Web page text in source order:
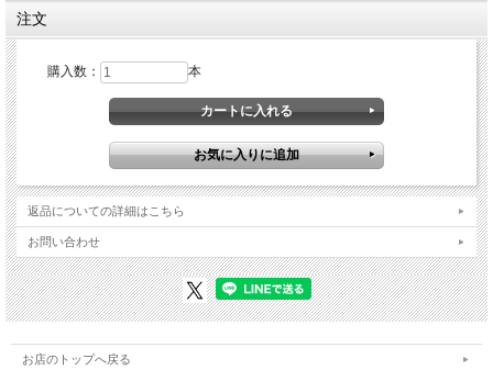
注文
購入数： 本
返品についての詳細はこちら
お問い合わせ
お店のトップへ戻る